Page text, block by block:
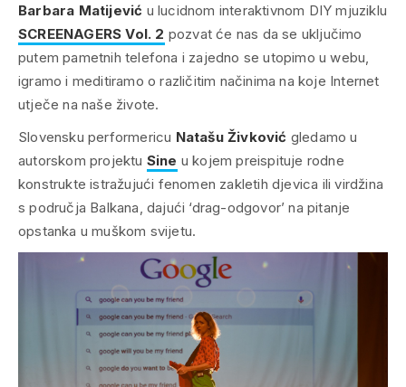
Barbara Matijević u lucidnom interaktivnom DIY mjuziklu
SCREENAGERS Vol. 2 pozvat će nas da se uključimo
putem pametnih telefona i zajedno se utopimo u webu,
igramo i meditiramo o različitim načinima na koje Internet
utječe na naše živote.
Slovensku performericu Natašu Živković gledamo u
autorskom projektu Sine u kojem preispituje rodne
konstrukte istražujući fenomen zakletih djevica ili virdžina
s područja Balkana, dajući ‘drag-odgovor’ na pitanje
opstanka u muškom svijetu.